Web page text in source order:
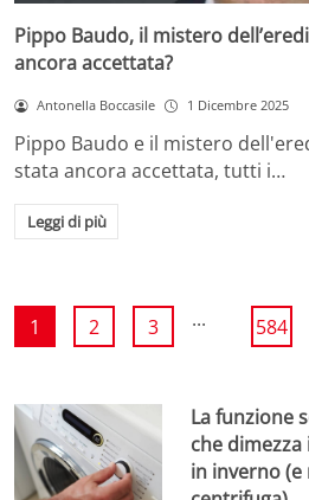
Pippo Baudo, il mistero
ancora accettata?
Antonella Boccasile 1 Dicembre 2025
Pippo Baudo e il mistero
stata ancora accettata, tutti i…
Leggi di più
1 2 3 ... 584
La funzione
che
in inverno